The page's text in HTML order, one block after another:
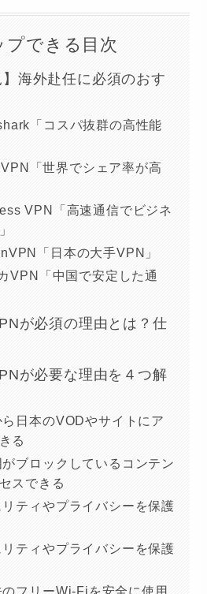
プできる目次
】海外赴任に必須のおす
「コスパ抜群の高性能
「世界でシェア率が高
VPN「高速通信でビジネ
「日本の大手VPN」
VPN「中国で安定した通
が必須の理由とは？仕
が必要な理由を４つ解
日本のVODやサイトにア
る
ブロックしているコンテン
スできる
ティやプライバシーを保護
ティやプライバシーを保護
フリーWi-Fiを安全に使用